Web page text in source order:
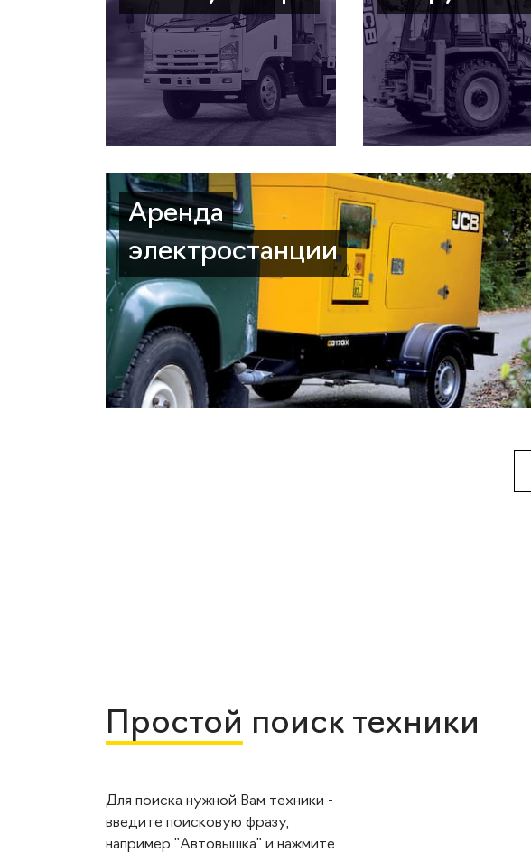
Аренда
электростанции
Простой поиск техники
Для поиска нужной Вам техники -
введите поисковую фразу,
например "Автовышка" и нажмите